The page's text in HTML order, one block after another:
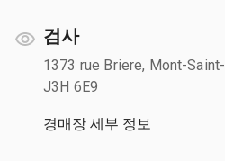
검사
1373 rue Briere, Mont-
J3H 6E9
경매장 세부 정보